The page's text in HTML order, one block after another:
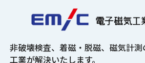
非破壊検査、着磁・脱磁、磁気計
工業が解決いたします。